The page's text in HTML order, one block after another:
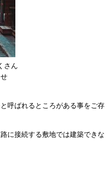
さん
呼ばれるところがある事をご存
に接続する敷地では建築できな